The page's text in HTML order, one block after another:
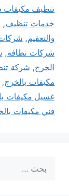
تنظيف مكيفات
خدمات تنظيف,
والتعقيم,
شركات نظافة,
الخرج, شركة
مكيفات بالخرج,
غسيل مكيفات
فني مكيفات
عن: